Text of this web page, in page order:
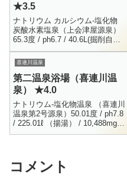
★3.5
ナトリウム カルシウム-塩化物
炭酸水素塩泉（上会津屋源泉）
65.3度 / ph6.7 / 40.6L(掘削自
噴)Na+ = 300.1 / K+ = 33.1 /
Ca++ =...
喜連川温泉
第二温泉浴場（喜連川温
泉） ★4.0
ナトリウム-塩化物温泉 （喜連川
温泉第2号源泉）50.01度 / ph7.8
/ 225.01ℓ （揚湯） / 10,488mg栃
木県さくら市喜連川町871-1男女
コメント